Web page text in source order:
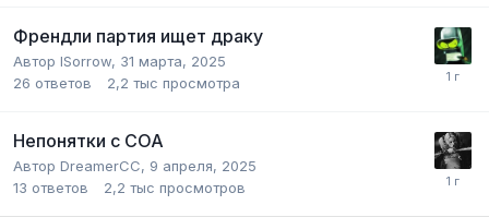
Френдли партия ищет драку
Автор lSorrow, 31 марта, 2025
26 ответов 2,2 тыс просмотра
Непонятки с СОА
Автор DreamerCC, 9 апреля, 2025
13 ответов 2,2 тыс просмотров